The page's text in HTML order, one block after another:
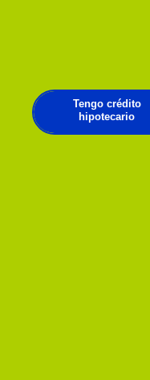
Tengo crédito
hipotecario